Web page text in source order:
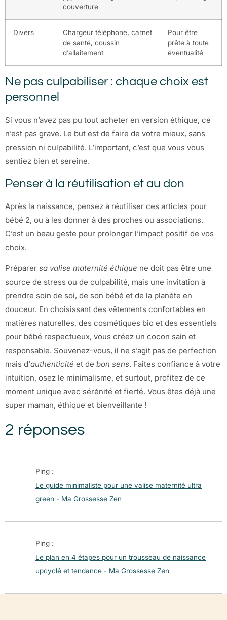
couverture
Divers
Chargeur téléphone, carnet
de santé, coussin
d’allaitement
Pour être
prête à toute
éventualité
Ne pas culpabiliser : chaque choix est
personnel
Si vous n’avez pas pu tout acheter en version éthique, ce
n’est pas grave. Le but est de faire de votre mieux, sans
pression ni culpabilité. L’important, c’est que vous vous
sentiez bien et sereine.
Penser à la réutilisation et au don
Après la naissance, pensez à réutiliser ces articles pour
bébé 2, ou à les donner à des proches ou associations.
C’est un beau geste pour prolonger l’impact positif de vos
choix.
Préparer sa valise maternité éthique ne doit pas être une
source de stress ou de culpabilité, mais une invitation à
prendre soin de soi, de son bébé et de la planète en
douceur. En choisissant des vêtements confortables en
matières naturelles, des cosmétiques bio et des essentiels
pour bébé respectueux, vous créez un cocon sain et
responsable. Souvenez-vous, il ne s’agit pas de perfection
mais d’authenticité et de bon sens. Faites confiance à votre
intuition, osez le minimalisme, et surtout, profitez de ce
moment unique avec sérénité et fierté. Vous êtes déjà une
super maman, éthique et bienveillante !
2 réponses
Ping :
Le guide minimaliste pour une valise maternité ultra
green - Ma Grossesse Zen
Ping :
Le plan en 4 étapes pour un trousseau de naissance
upcyclé et tendance - Ma Grossesse Zen